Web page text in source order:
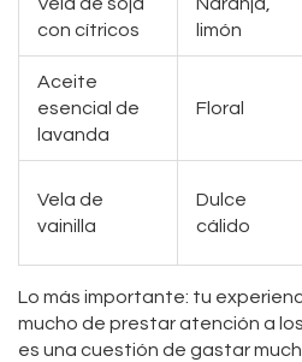
Vela de soja
con cítricos
Naranja,
limón
Aceite
esencial de
lavanda
Floral
Vela de
vainilla
Dulce
cálido
Lo más importante: tu
mucho de prestar atención a
es una cuestión de gastar